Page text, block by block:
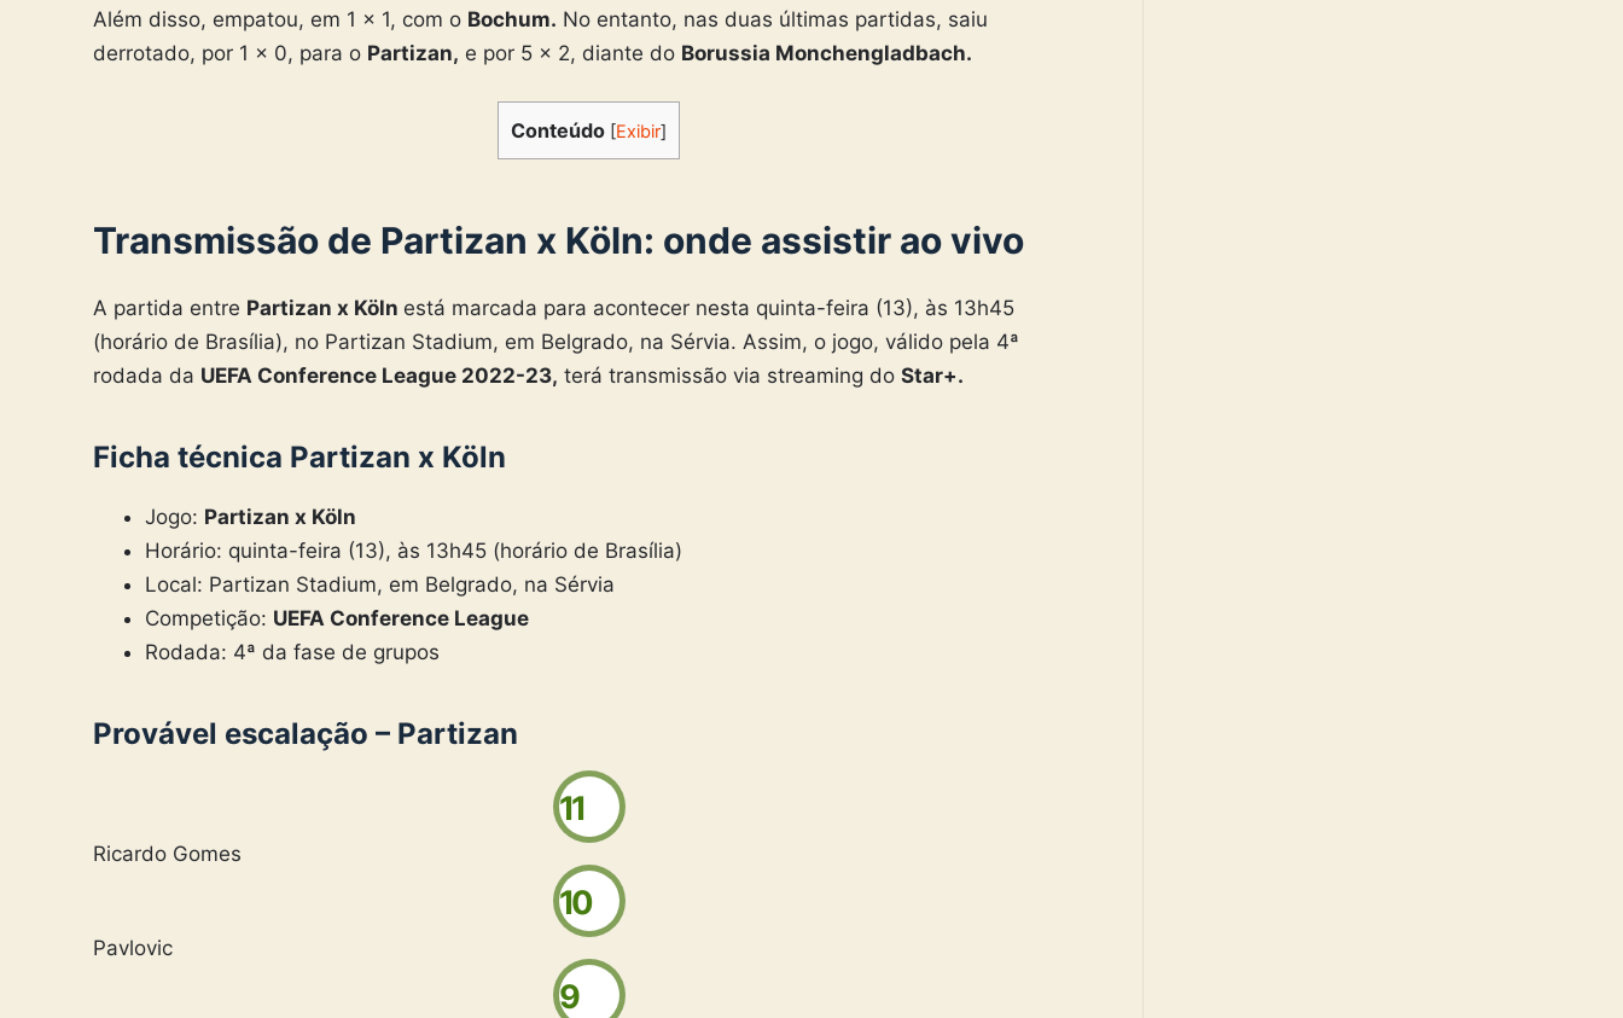
Além disso, empatou, em 1 x 1, com o Bochum. No entanto, nas duas últimas partidas, saiu
derrotado, por 1 x 0, para o Partizan, e por 5 x 2, diante do Borussia Monchengladbach.
Conteúdo [Exibir]
Transmissão de Partizan x Köln: onde assistir ao vivo
A partida entre Partizan x Köln está marcada para acontecer nesta quinta-feira (13), às 13h45
(horário de Brasília), no Partizan Stadium, em Belgrado, na Sérvia. Assim, o jogo, válido pela 4ª
rodada da UEFA Conference League 2022-23, terá transmissão via streaming do Star+.
Ficha técnica Partizan x Köln
Jogo: Partizan x Köln
Horário: quinta-feira (13), às 13h45 (horário de Brasília)
Local: Partizan Stadium, em Belgrado, na Sérvia
Competição: UEFA Conference League
Rodada: 4ª da fase de grupos
Provável escalação – Partizan
11
Ricardo Gomes
10
Pavlovic
9